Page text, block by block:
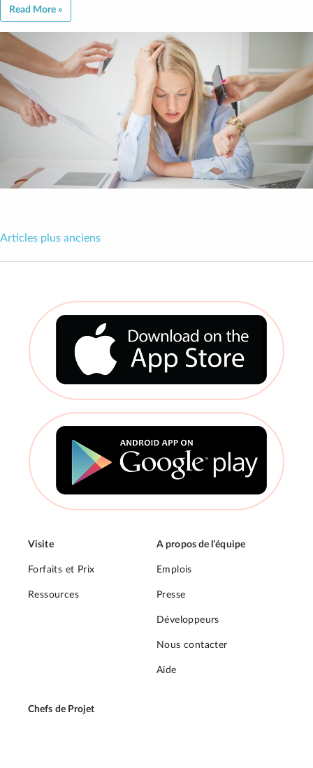
Read More »
Navigation
Articles plus anciens
Visite
Forfaits et Prix
Ressources
A propos de l’équipe
Emplois
Presse
Développeurs
Nous contacter
Aide
Chefs de Projet